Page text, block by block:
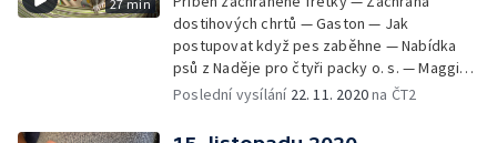
27 min
dostihových chrtů — Gaston — Jak
postupovat když pes zaběhne — Nabídka
psů z Naděje pro čtyři packy o. s. — Maggie -
aktivní stáří v kočárku
Poslední vysílání 22. 11. 2020na ČT2